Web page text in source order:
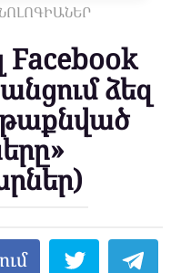
Facebook
ձեզ